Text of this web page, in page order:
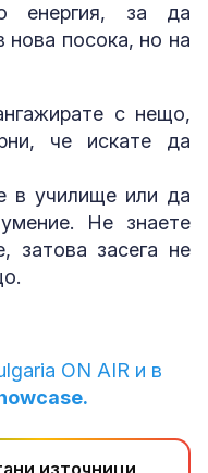
енергия, за да
нова посока, но на
с нещо,
че искате да
в училище или да
Не знаете
затова засега не
ON AIR и в